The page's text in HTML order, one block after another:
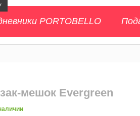
PORTOBELLO
мешок Evergreen